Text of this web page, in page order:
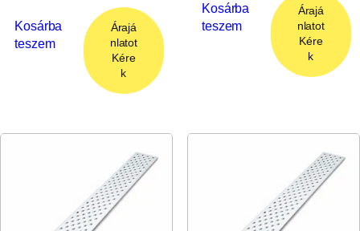
Kosárba
teszem
Árajá
nlatot
Kére
k
Kosárba
teszem
Árajá
nlatot
Kére
k